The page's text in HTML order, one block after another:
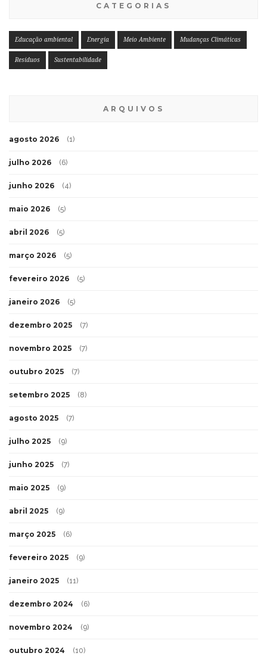
CATEGORIAS
Educação ambiental Energia Meio Ambiente Mudanças Climáticas
Resíduos Sustentabilidade
ARQUIVOS
agosto 2026 (1)
julho 2026 (6)
junho 2026 (4)
maio 2026 (5)
abril 2026 (5)
março 2026 (5)
fevereiro 2026 (5)
janeiro 2026 (5)
dezembro 2025 (7)
novembro 2025 (7)
outubro 2025 (7)
setembro 2025 (8)
agosto 2025 (7)
julho 2025 (9)
junho 2025 (7)
maio 2025 (9)
abril 2025 (9)
março 2025 (6)
fevereiro 2025 (9)
janeiro 2025 (11)
dezembro 2024 (6)
novembro 2024 (9)
outubro 2024 (10)